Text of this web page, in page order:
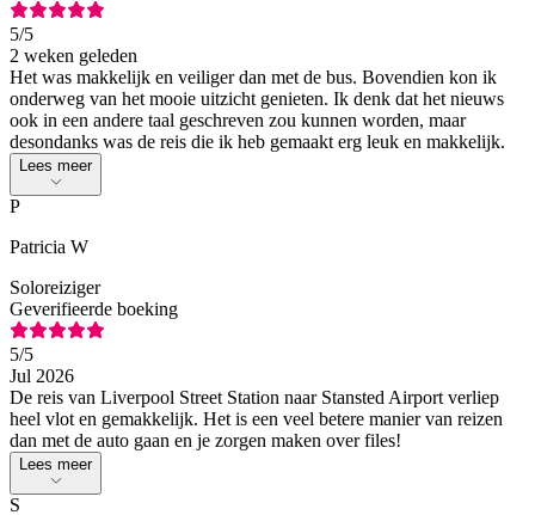
5/5
2 weken geleden
Het was makkelijk en veiliger dan met de bus. Bovendien kon ik
onderweg van het mooie uitzicht genieten. Ik denk dat het nieuws
ook in een andere taal geschreven zou kunnen worden, maar
desondanks was de reis die ik heb gemaakt erg leuk en makkelijk.
Lees meer
P
Patricia W
Soloreiziger
Geverifieerde boeking
5/5
Jul 2026
De reis van Liverpool Street Station naar Stansted Airport verliep
heel vlot en gemakkelijk. Het is een veel betere manier van reizen
dan met de auto gaan en je zorgen maken over files!
Lees meer
S